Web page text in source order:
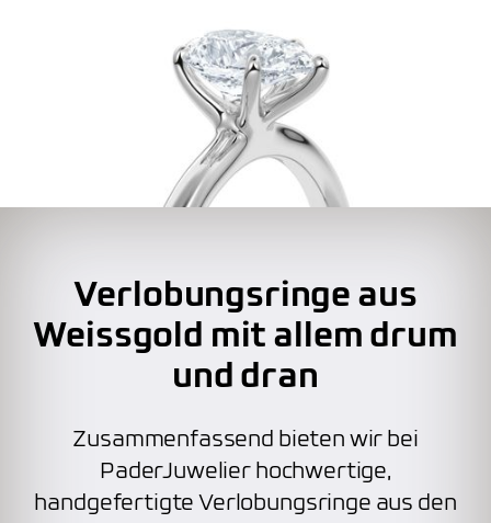
Verlobungsringe aus
Weissgold mit allem drum
und dran
Zusammenfassend bieten wir bei
PaderJuwelier hochwertige,
handgefertigte Verlobungsringe aus den